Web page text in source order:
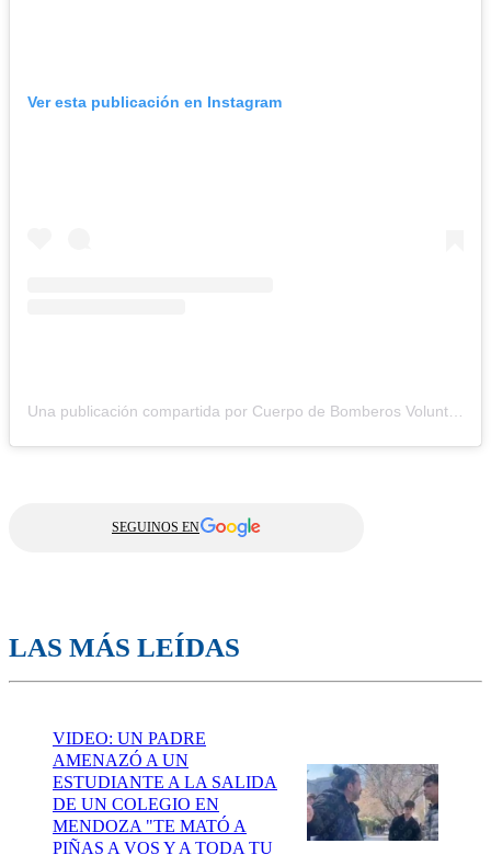
Ver esta publicación en Instagram
SEGUINOS EN
LAS MÁS LEÍDAS
VIDEO: UN PADRE
AMENAZÓ A UN
ESTUDIANTE A LA SALIDA
DE UN COLEGIO EN
MENDOZA "TE MATÓ A
PIÑAS A VOS Y A TODA TU